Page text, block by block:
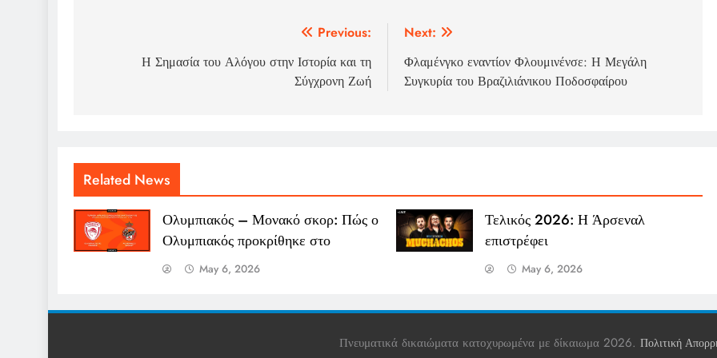
navigation
Previous:
Η Σημασία του Αλόγου στην Ιστορία και τη
Σύγχρονη Ζωή
Next:
Φλαμένγκο εναντίον Φλουμινένσε: Η Μεγάλη
Συγκυρία του Βραζιλιάνικου Ποδοσφαίρου
Related News
Ολυμπιακός – Μονακό σκορ: Πώς ο
Ολυμπιακός προκρίθηκε στο
May 6, 2026
Τελικός 2026: Η Άρσεναλ
επιστρέφει
May 6, 2026
Πνευματικά δικαιώματα κατοχυρωμένα με δίκαιωμα 2026. Πολιτική